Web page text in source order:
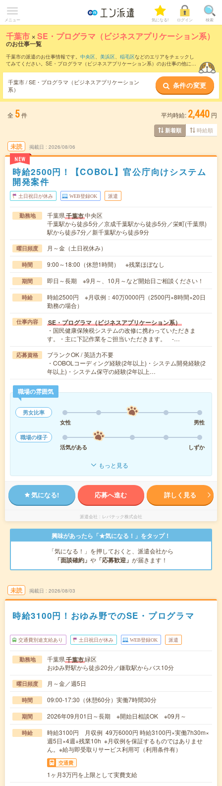
メニュー 気になる! ログイン 検索
千葉市 ×SE・プログラマ（ビジネスアプリケーション系）
のお仕事一覧
千葉市の派遣のお仕事情報です。 中央区、 美浜区、 稲毛区などのエリアをチェックし
てみてください。SE・プログラマ（ビジネスアプリケーション系）のお仕事の他に、
職種未経験OKなどのこ
だわり条件で絞り込んでいただけます。職種辞典：SE・プログラマ（ビジネスアプリ
ケーション系）のお仕事とは？とは？
千葉市 / SE・プログラマ（ビジネスアプリケーション
系）
条件の変更
全 5件 平均時給: 2,440 円
新着順 時給順
未読
NEW
掲載日 2026/08/06
時給2500円！【COBOL】官公庁向けシステム
開発案件
土日祝日が休み WEB登録OK 派遣
勤務地 千葉県千葉市中央区
千葉駅から徒歩5分／京成千葉駅から徒歩5分／栄町(千葉県)
駅から徒歩7分／新千葉駅から徒歩9分
曜日頻度 月～金（土日祝休み）
時間 9:00～18:00（休憩1時間） ※残業ほぼなし
期間 即日～長期 ※9月～、10月～など開始日ご相談ください！
時給
時給2500円 ※月収例：40万0000円（2500円×8時間×20日
勤務の場合）
仕事内容 SE・プログラマ（ビジネスアプリケーション系）
・国民健康保険税システムの改修に携わっていただきま
す。・主に下記作業をご担当いただきます。 -…
応募資格
ブランクOK / 英語力不要
・COBOLコーディング経験(2年以上)・システム開発経験(2
年以上)・システム保守の経験(2年以上…
職場の雰囲気
男女比率
女性
男性
職場の様子
活気がある
しずか
もっと見る
気になる! 応募へ進む 詳しく見る
派遣会社 レバテック株式会社
興味があったら「★気になる！」をタップ！
「気になる！」を押しておくと、派遣会社から
「面談確約」 や 「応募歓迎」 が届きます！
未読 掲載日 2026/08/03
時給3100円！おゆみ野でのSE・プログラマ
交通費別途支給あり 土日祝日が休み WEB登録OK 派遣
勤務地 千葉県千葉市緑区
おゆみ野駅から徒歩20分／鎌取駅からバス10分
曜日頻度 月～金／週5日
時間 09:00-17:30（休憩60分）実働7時間30分
期間 2026年09月01日～長期 ※開始日相談OK ※09月～
時給
時給3100円 月収例 49万6000円 時給3100円×実働7h30m×
週5日×4週+残業10h ※月収例を保証するものではありませ
ん。※給与即受取りサービス利用可（利用条件有）
交通費
1ヶ月3万円を上限として実費支給